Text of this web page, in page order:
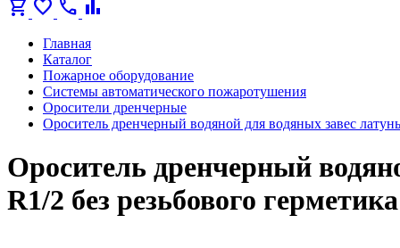
shopping_cart favorite call bar_chart
Главная
Каталог
Пожарное оборудование
Системы автоматического пожаротушения
Оросители дренчерные
Ороситель дренчерный водяной для водяных завес
Ороситель дренчерный
R1/2 без резьбового